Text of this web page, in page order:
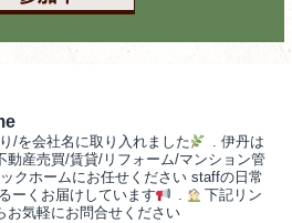
/を会社名に取り入れました . 伊丹は
動産売買/賃貸/リフォーム/マンション管
クホームにお任せください staffの日常
ーくお届けしています
.
下記リン
お気軽にお問合せください